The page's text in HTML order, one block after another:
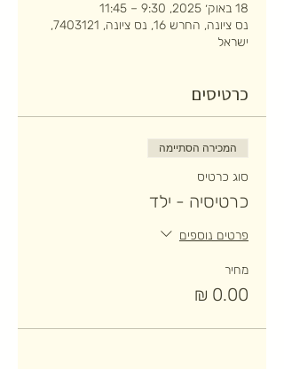
18 באוק׳ 2025, 9:30 – 11:45
נס ציונה, החרש 16, נס ציונה, 7403121,
ישראל
כרטיסים
המכירה הסתיימה
סוג כרטיס
כרטיסיה - ילד
פרטים נוספים
מחיר